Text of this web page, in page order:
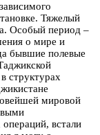
Тяжелый
Особый период –
о мире и
бывшие полевые
структурах
мировой
встали